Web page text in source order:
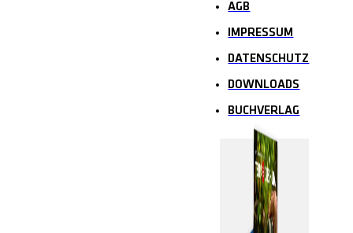
AGB
IMPRESSUM
DATENSCHUTZ
DOWNLOADS
BUCHVERLAG